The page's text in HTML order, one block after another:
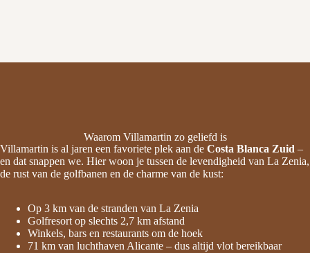
Waarom Villamartin zo geliefd is
Villamartin is al jaren een favoriete plek aan de Costa Blanca Zuid –
en dat snappen we. Hier woon je tussen de levendigheid van La Zenia,
de rust van de golfbanen en de charme van de kust:
Op 3 km van de stranden van La Zenia
Golfresort op slechts 2,7 km afstand
Winkels, bars en restaurants om de hoek
71 km van luchthaven Alicante – dus altijd vlot bereikbaar